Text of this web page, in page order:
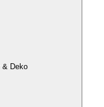
& Deko